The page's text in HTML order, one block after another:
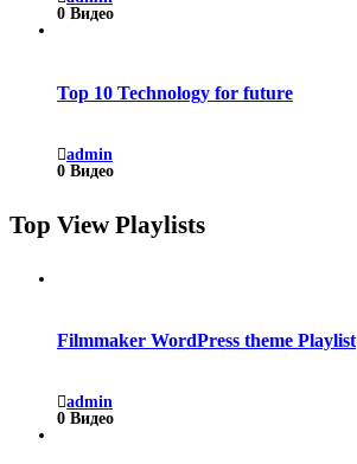
0 Видео
Top 10 Technology for future
admin
0 Видео
Top View Playlists
Filmmaker WordPress theme Playlist
admin
0 Видео